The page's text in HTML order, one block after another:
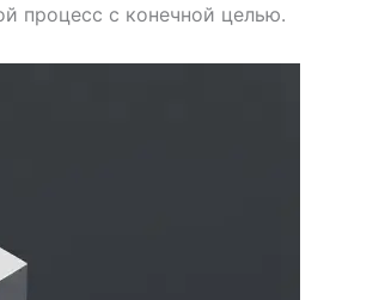
процесс с конечной целью.